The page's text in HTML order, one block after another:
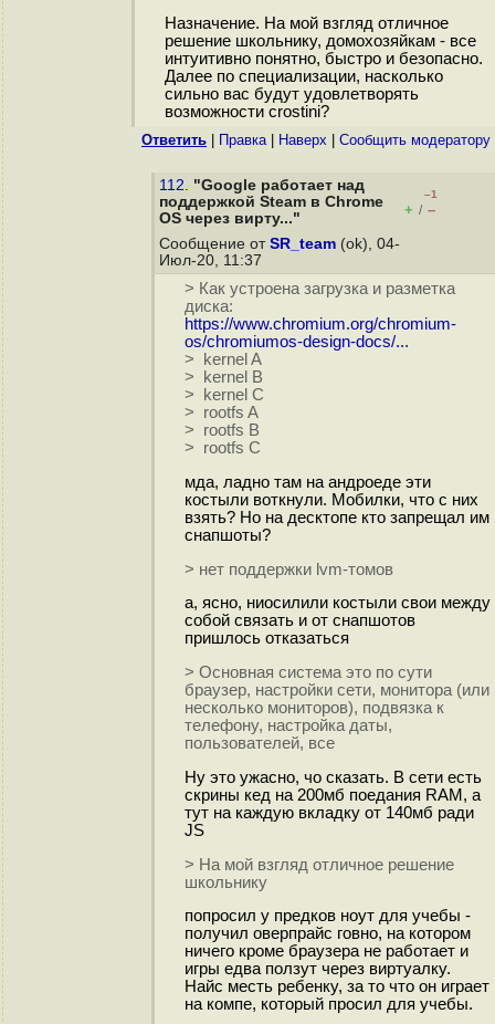
Назначение. На мой взгляд отличное
решение школьнику, домохозяйкам - все
интуитивно понятно, быстро и безопасно.
Далее по специализации, насколько
сильно вас будут удовлетворять
возможности crostini?
Ответить Правка| Наверх Cообщить модератору
112. "Google работает над
поддержкой Steam в Chrome
OS через вирту..."
–1
+ / –
Сообщение от SR_team (ok), 04-
Июл-20, 11:37
> Как устроена загрузка и разметка
диска:
https://www.chromium.org/chromium-
os/chromiumos-design-docs/...
> kernel A
> kernel B
> kernel C
> rootfs A
> rootfs B
> rootfs C
мда, ладно там на андроеде эти
костыли воткнули. Мобилки, что с них
взять? Но на десктопе кто запрещал им
снапшоты?
> нет поддержки lvm-томов
а, ясно, ниосилили костыли свои между
собой связать и от снапшотов
пришлось отказаться
> Основная система это по сути
браузер, настройки сети, монитора (или
несколько мониторов), подвязка к
телефону, настройка даты,
пользователей, все
Ну это ужасно, чо сказать. В сети есть
скрины кед на 200мб поедания RAM, а
тут на каждую вкладку от 140мб ради
JS
> На мой взгляд отличное решение
школьнику
попросил у предков ноут для учебы -
получил оверпрайс говно, на котором
ничего кроме браузера не работает и
игры едва ползут через виртуалку.
Найс месть ребенку, за то что он играет
на компе, который просил для учебы.